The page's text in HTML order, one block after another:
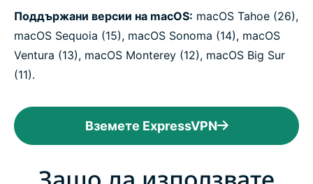
Поддържани версии на macOS: macOS Tahoe (26),
macOS Sequoia (15), macOS Sonoma (14), macOS
Ventura (13), macOS Monterey (12), macOS Big Sur
(11).
Вземете ExpressVPN